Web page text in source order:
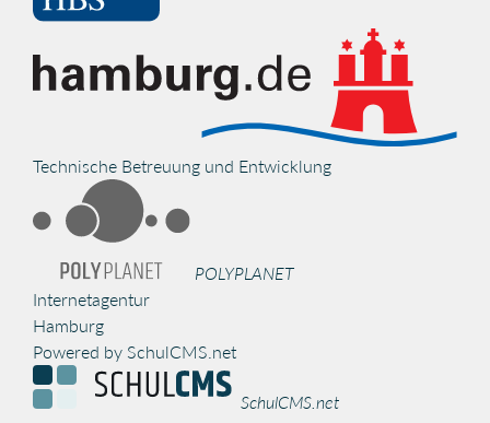
Technische Betreuung und Entwicklung
POLYPLANET
Internetagentur
Hamburg
Powered by SchulCMS.net
SchulCMS.net